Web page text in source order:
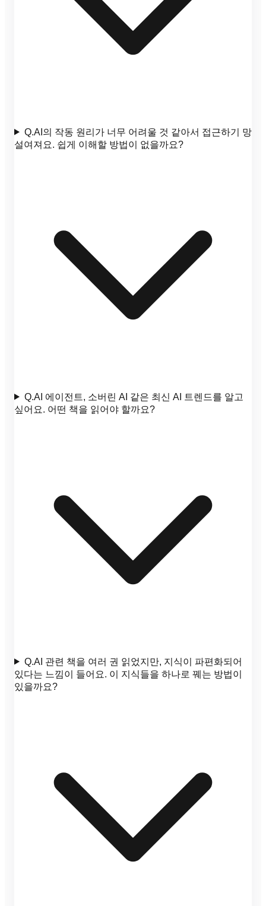
Q.AI의 작동 원리가 너무 어려울 것 같아서 접근하기 망
설여져요. 쉽게 이해할 방법이 없을까요?
Q.AI 에이전트, 소버린 AI 같은 최신 AI 트렌드를 알고
싶어요. 어떤 책을 읽어야 할까요?
Q.AI 관련 책을 여러 권 읽었지만, 지식이 파편화되어
있다는 느낌이 들어요. 이 지식들을 하나로 꿰는 방법이
있을까요?